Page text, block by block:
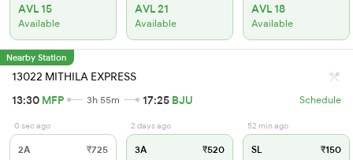
AVL 15
Available
AVL 21
Available
AVL 18
Available
Nearby Station
13022 MITHILA EXPRESS
13:30 MFP 3h 55m 17:25 BJU Schedule
0 sec ago
2A ₹725
2 days ago
3A ₹520
52 min ago
SL ₹150